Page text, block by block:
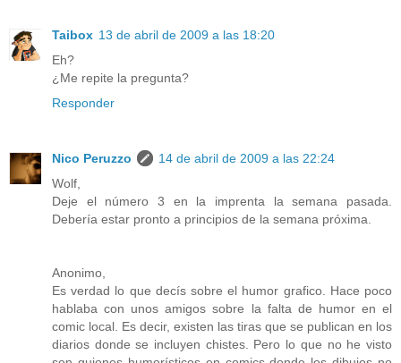
Taibox 13 de abril de 2009 a las 18:20
Eh?
¿Me repite la pregunta?
Responder
Nico Peruzzo
14 de abril de 2009 a las 22:24
Wolf,
Deje el número 3 en la imprenta la semana pasada.
Debería estar pronto a principios de la semana próxima.
Anonimo,
Es verdad lo que decís sobre el humor grafico. Hace poco
hablaba con unos amigos sobre la falta de humor en el
comic local. Es decir, existen las tiras que se publican en los
diarios donde se incluyen chistes. Pero lo que no he visto